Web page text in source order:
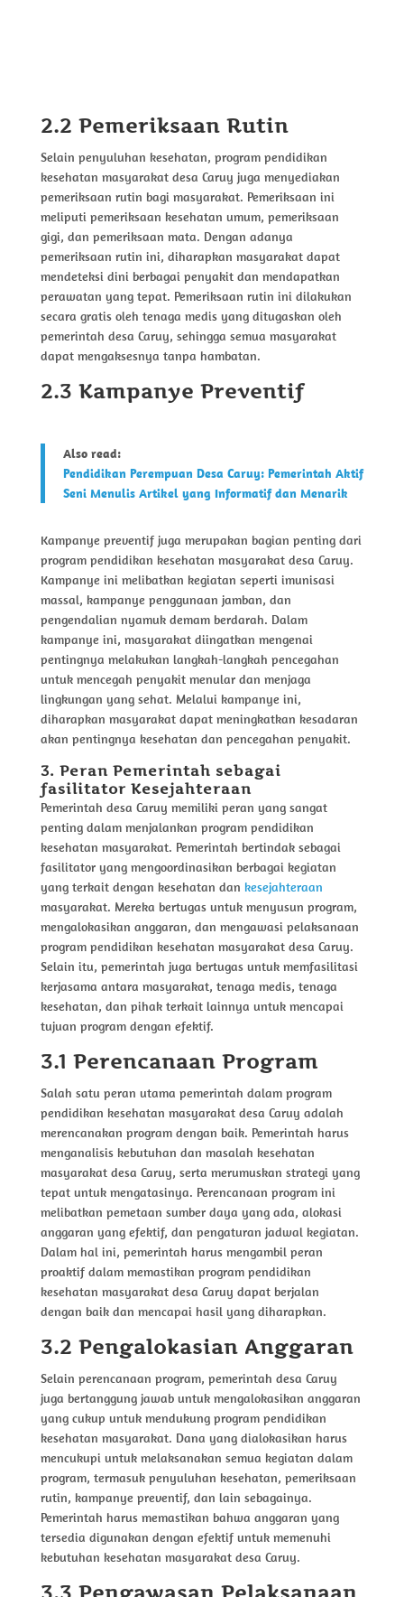
2.2 Pemeriksaan Rutin
Selain penyuluhan kesehatan, program pendidikan
kesehatan masyarakat desa Caruy juga menyediakan
pemeriksaan rutin bagi masyarakat. Pemeriksaan ini
meliputi pemeriksaan kesehatan umum, pemeriksaan
gigi, dan pemeriksaan mata. Dengan adanya
pemeriksaan rutin ini, diharapkan masyarakat dapat
mendeteksi dini berbagai penyakit dan mendapatkan
perawatan yang tepat. Pemeriksaan rutin ini dilakukan
secara gratis oleh tenaga medis yang ditugaskan oleh
pemerintah desa Caruy, sehingga semua masyarakat
dapat mengaksesnya tanpa hambatan.
2.3 Kampanye Preventif
Also read:
Pendidikan Perempuan Desa Caruy: Pemerintah Aktif
Seni Menulis Artikel yang Informatif dan Menarik
Kampanye preventif juga merupakan bagian penting dari
program pendidikan kesehatan masyarakat desa Caruy.
Kampanye ini melibatkan kegiatan seperti imunisasi
massal, kampanye penggunaan jamban, dan
pengendalian nyamuk demam berdarah. Dalam
kampanye ini, masyarakat diingatkan mengenai
pentingnya melakukan langkah-langkah pencegahan
untuk mencegah penyakit menular dan menjaga
lingkungan yang sehat. Melalui kampanye ini,
diharapkan masyarakat dapat meningkatkan kesadaran
akan pentingnya kesehatan dan pencegahan penyakit.
3. Peran Pemerintah sebagai
fasilitator Kesejahteraan
Pemerintah desa Caruy memiliki peran yang sangat
penting dalam menjalankan program pendidikan
kesehatan masyarakat. Pemerintah bertindak sebagai
fasilitator yang mengoordinasikan berbagai kegiatan
yang terkait dengan kesehatan dan kesejahteraan
masyarakat. Mereka bertugas untuk menyusun program,
mengalokasikan anggaran, dan mengawasi pelaksanaan
program pendidikan kesehatan masyarakat desa Caruy.
Selain itu, pemerintah juga bertugas untuk memfasilitasi
kerjasama antara masyarakat, tenaga medis, tenaga
kesehatan, dan pihak terkait lainnya untuk mencapai
tujuan program dengan efektif.
3.1 Perencanaan Program
Salah satu peran utama pemerintah dalam program
pendidikan kesehatan masyarakat desa Caruy adalah
merencanakan program dengan baik. Pemerintah harus
menganalisis kebutuhan dan masalah kesehatan
masyarakat desa Caruy, serta merumuskan strategi yang
tepat untuk mengatasinya. Perencanaan program ini
melibatkan pemetaan sumber daya yang ada, alokasi
anggaran yang efektif, dan pengaturan jadwal kegiatan.
Dalam hal ini, pemerintah harus mengambil peran
proaktif dalam memastikan program pendidikan
kesehatan masyarakat desa Caruy dapat berjalan
dengan baik dan mencapai hasil yang diharapkan.
3.2 Pengalokasian Anggaran
Selain perencanaan program, pemerintah desa Caruy
juga bertanggung jawab untuk mengalokasikan anggaran
yang cukup untuk mendukung program pendidikan
kesehatan masyarakat. Dana yang dialokasikan harus
mencukupi untuk melaksanakan semua kegiatan dalam
program, termasuk penyuluhan kesehatan, pemeriksaan
rutin, kampanye preventif, dan lain sebagainya.
Pemerintah harus memastikan bahwa anggaran yang
tersedia digunakan dengan efektif untuk memenuhi
kebutuhan kesehatan masyarakat desa Caruy.